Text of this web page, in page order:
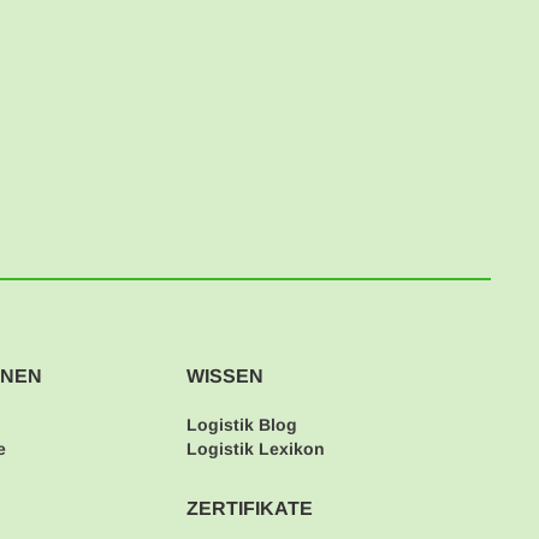
WISSEN
Logistik Blog
Logistik Lexikon
ZERTIFIKATE